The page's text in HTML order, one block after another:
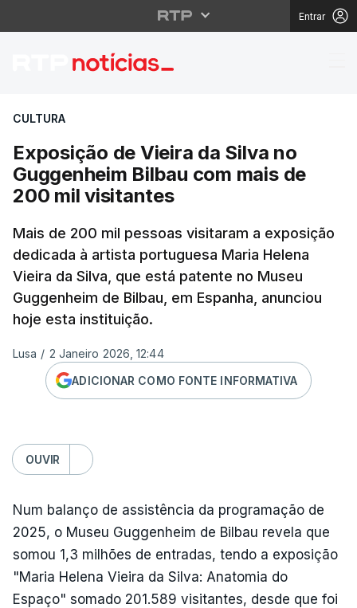
Entrar
Exposição de Vieira
CULTURA
Exposição de Vieira da Silva no
Guggenheim Bilbau com mais de
200 mil visitantes
Mais de 200 mil pessoas visitaram a exposição
dedicada à artista portuguesa Maria Helena
Vieira da Silva, que está patente no Museu
Guggenheim de Bilbau, em Espanha, anunciou
hoje esta instituição.
Lusa / 2 Janeiro 2026, 12:44
ADICIONAR COMO FONTE INFORMATIVA
OUVIR
Num balanço de assistência da programação de
2025, o Museu Guggenheim de Bilbau revela que
somou 1,3 milhões de entradas, tendo a exposição
"Maria Helena Vieira da Silva: Anatomia do
Espaço" somado 201.589 visitantes, desde que foi